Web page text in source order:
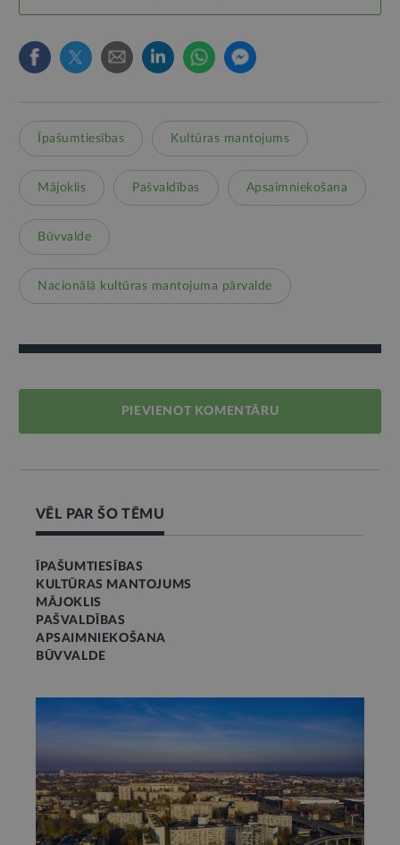
Īpašumtiesības Kultūras mantojums
Mājoklis Pašvaldības Apsaimniekošana
Būvvalde
Nacionālā kultūras mantojuma pārvalde
PIEVIENOT KOMENTĀRU
VĒL PAR ŠO TĒMU
ĪPAŠUMTIESĪBAS
KULTŪRAS MANTOJUMS
MĀJOKLIS
PAŠVALDĪBAS
APSAIMNIEKOŠANA
BŪVVALDE